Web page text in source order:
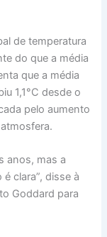
de temperatura
do que a média
que a média
1,1°C desde o
pelo aumento
anos, mas a
clara”, disse à
Goddard para